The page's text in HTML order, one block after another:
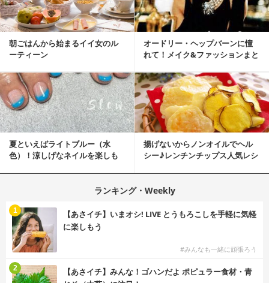
朝ごはんから始まるイイ女のル
ーティーン
オードリー・ヘップバーンに憧
れて！メイク&ファッションまと
夏といえばライトブルー（水
色）！涼しげなネイルを楽しも
揚げないからノンオイルでヘル
シー♪レンチンチップス人気レシ
ランキング・Weekly
【あさイチ】いまオシ! LIVE とうもろこしを手軽に気軽
に楽しもう
#みんなも一緒に頑張ろう
1
【あさイチ】みんな！ゴハンだよ ポピュラー食材・青
2